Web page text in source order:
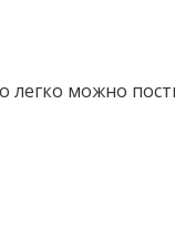
легко можно